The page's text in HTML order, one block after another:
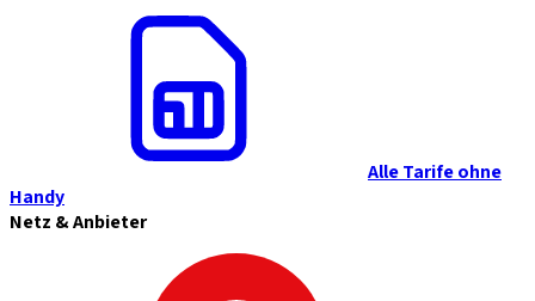
Alle Tarife ohne
Handy
Netz & Anbieter